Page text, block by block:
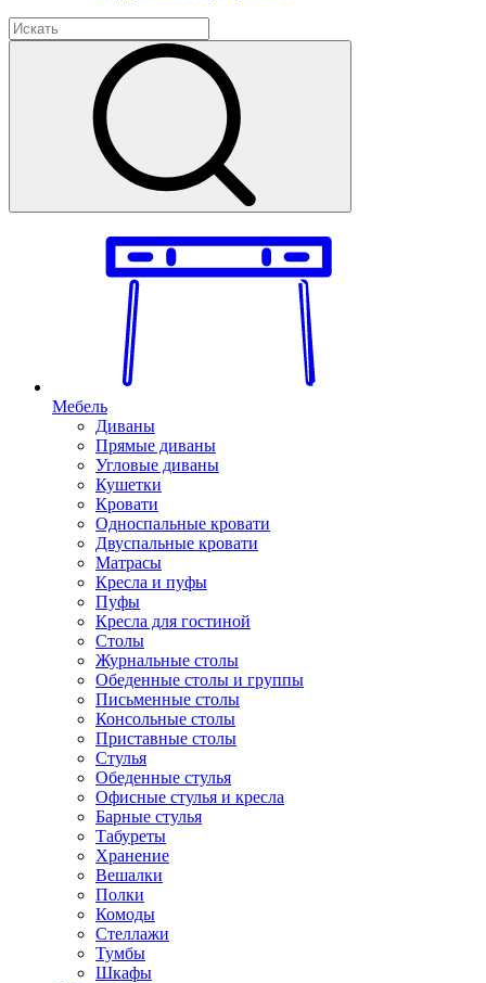
Мебель
Диваны
Прямые диваны
Угловые диваны
Кушетки
Кровати
Односпальные кровати
Двуспальные кровати
Матрасы
Кресла и пуфы
Пуфы
Кресла для гостиной
Столы
Журнальные столы
Обеденные столы и группы
Письменные столы
Консольные столы
Приставные столы
Стулья
Обеденные стулья
Офисные стулья и кресла
Барные стулья
Табуреты
Хранение
Вешалки
Полки
Комоды
Стеллажи
Тумбы
Шкафы